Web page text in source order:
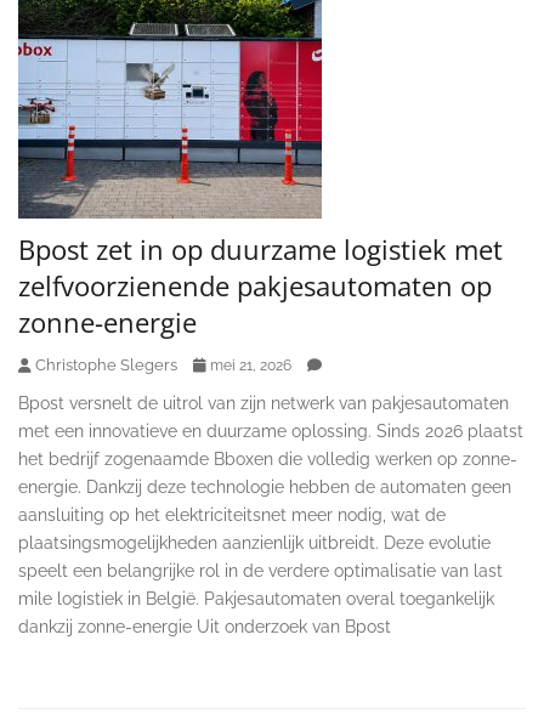
Bpost zet in op duurzame logistiek met
zelfvoorzienende pakjesautomaten op
zonne-energie
Christophe Slegers mei 21, 2026
Bpost versnelt de uitrol van zijn netwerk van pakjesautomaten
met een innovatieve en duurzame oplossing. Sinds 2026 plaatst
het bedrijf zogenaamde Bboxen die volledig werken op zonne-
energie. Dankzij deze technologie hebben de automaten geen
aansluiting op het elektriciteitsnet meer nodig, wat de
plaatsingsmogelijkheden aanzienlijk uitbreidt. Deze evolutie
speelt een belangrijke rol in de verdere optimalisatie van last
mile logistiek in België. Pakjesautomaten overal toegankelijk
dankzij zonne-energie Uit onderzoek van Bpost